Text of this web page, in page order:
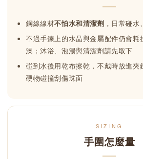
鋼線線材不怕水和清潔劑 ，日常碰
不過手鍊上的水晶與金屬配件仍會耗
澡；沐浴、泡湯與清潔劑請先取下
碰到水後用乾布擦乾，不戴時放進夾
硬物碰撞刮傷珠面
SIZING
手圍怎麼量